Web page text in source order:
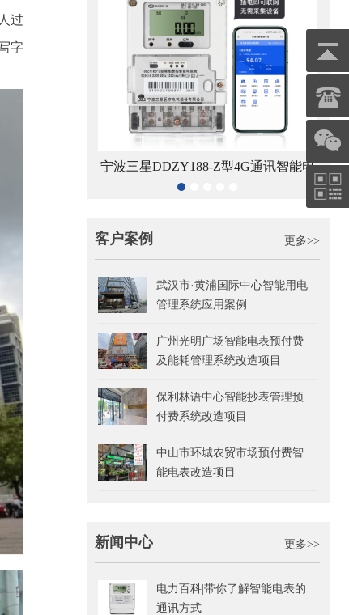
过
字
杭州海兴DDZY208-Z型RS485通讯智 青岛
客户案例 更多>>
武汉市·黄浦国际中心智能用电
管理系统应用案例
广州光明广场智能电表预付费
及能耗管理系统改造项目
保利林语中心智能抄表管理预
付费系统改造项目
中山市环城农贸市场预付费智
能电表改造项目
新闻中心 更多>>
电力百科|带你了解智能电表的
通讯方式